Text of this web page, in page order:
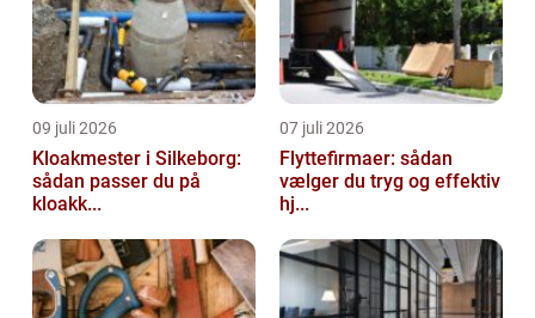
09 juli 2026
Kloakmester i Silkeborg:
sådan passer du på
kloakk...
07 juli 2026
Flyttefirmaer: sådan
vælger du tryg og effektiv
hj...